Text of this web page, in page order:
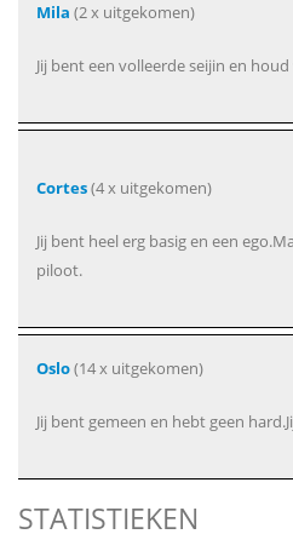
Mila (2 x uitgekomen)
Jij bent een volleerde seijin en
Cortes(4 x uitgekomen)
Jij bent heel erg basig en een
piloot.
Oslo(14 x uitgekomen)
Jij bent gemeen en hebt geen
STATISTIEKEN